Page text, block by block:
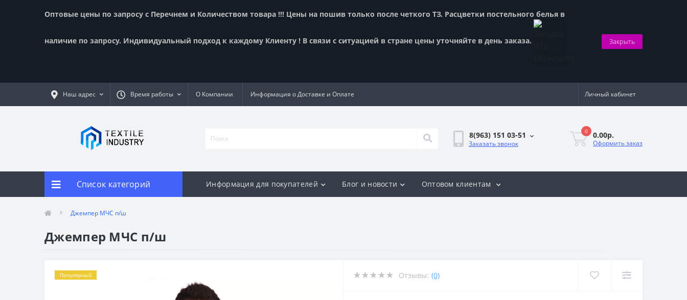
Оптовые цены по запросу с Перечнем и Количеством товара !!! Цены на пошив только после четкого ТЗ. Расцветки постельного белья в
наличие по запросу. Индивидуальный подход к каждому Клиенту ! В связи с ситуацией в стране цены уточняйте в день заказа. Закрыть
Наш адрес Время работы О Компании Информация о Доставке и Оплате Личный кабинет
8(963) 151 03-51
Заказать звонок
0 0.00р.
Оформить заказ
Список категорий Информация для покупателей Блог и новости Оптовом клиентам
Джемпер МЧС п/ш
Джемпер МЧС п/ш
Популярный Отзывы: (0)